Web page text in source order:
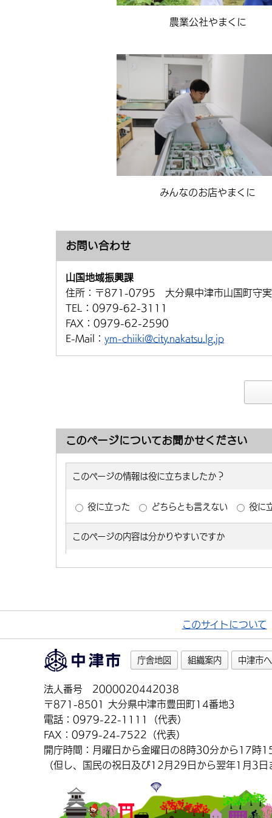
農業公社やまくに
みんなのお店やまくに
お問い合わせ
山国地域振興課
住所： 〒871-0795 大分県中津市山国町守
TEL： 0979-62-3111
FAX： 0979-62-2590
E-Mail： ym-chiiki@city.nakatsu.lg.jp
このページについてお聞かせください
このサイトについて
庁舎地図 組織案内 中津市
法人番号 2000020442038
〒871-8501 大分県中津市豊田町14番地3
電話：0979-22-1111（代表）
FAX：0979-24-7522（代表）
開庁時間：月曜日から金曜日の8時30分から17時
（但し、国民の祝日及び12月29日から翌年1月3日